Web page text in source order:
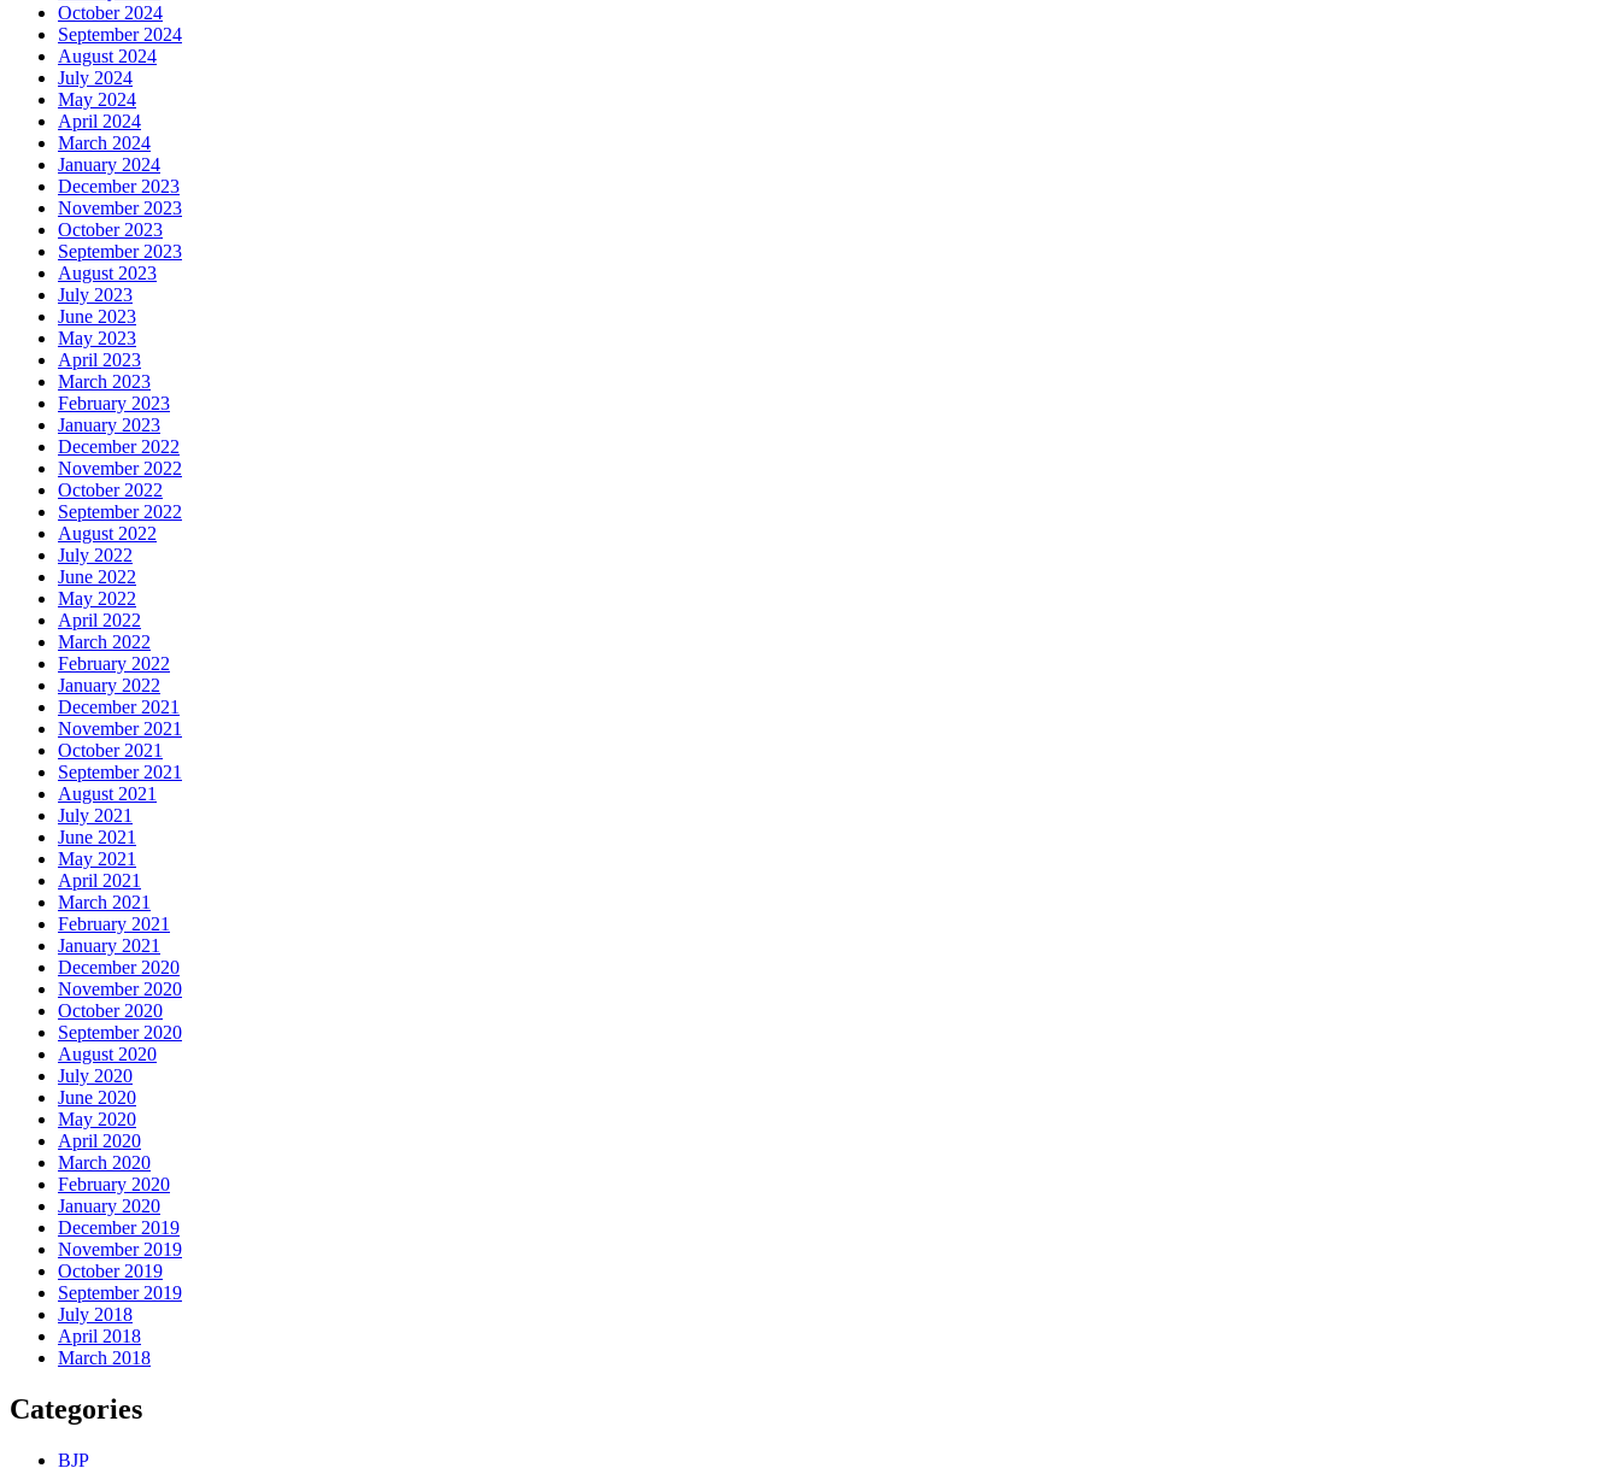
October 2024
September 2024
August 2024
July 2024
May 2024
April 2024
March 2024
January 2024
December 2023
November 2023
October 2023
September 2023
August 2023
July 2023
June 2023
May 2023
April 2023
March 2023
February 2023
January 2023
December 2022
November 2022
October 2022
September 2022
August 2022
July 2022
June 2022
May 2022
April 2022
March 2022
February 2022
January 2022
December 2021
November 2021
October 2021
September 2021
August 2021
July 2021
June 2021
May 2021
April 2021
March 2021
February 2021
January 2021
December 2020
November 2020
October 2020
September 2020
August 2020
July 2020
June 2020
May 2020
April 2020
March 2020
February 2020
January 2020
December 2019
November 2019
October 2019
September 2019
July 2018
April 2018
March 2018
Categories
BJP